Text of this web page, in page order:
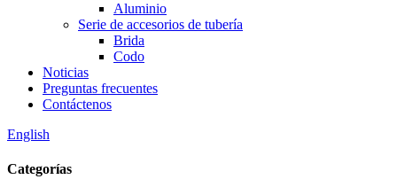
Aluminio
Serie de accesorios de tubería
Brida
Codo
Noticias
Preguntas frecuentes
Contáctenos
English
Categorías